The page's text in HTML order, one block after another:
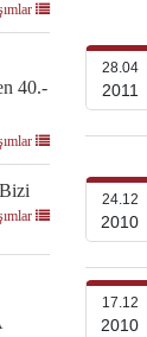
40.-
28.04
2011
24.12
2010
17.12
2010